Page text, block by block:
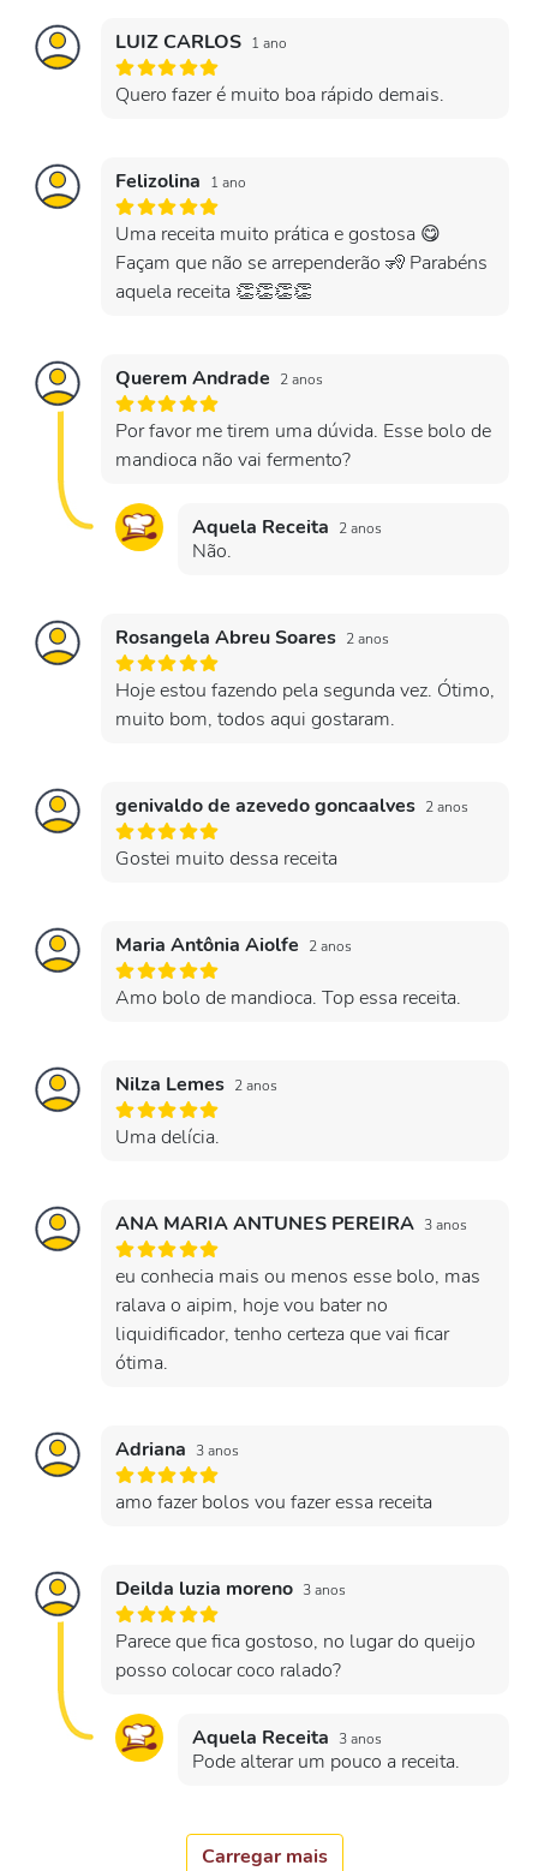
LUIZ CARLOS 1 ano
Quero fazer é muito boa rápido demais.
Felizolina 1 ano
Uma receita muito prática e gostosa 😋
Façam que não se arrependerão 🧏 Parabéns
aquela receita 👏👏👏👏
Querem Andrade 2 anos
Por favor me tirem uma dúvida. Esse bolo de
mandioca não vai fermento?
Aquela Receita 2 anos
Não.
Rosangela Abreu Soares 2 anos
Hoje estou fazendo pela segunda vez. Ótimo,
muito bom, todos aqui gostaram.
genivaldo de azevedo goncaalves 2 anos
Gostei muito dessa receita
Maria Antônia Aiolfe 2 anos
Amo bolo de mandioca. Top essa receita.
Nilza Lemes 2 anos
Uma delícia.
ANA MARIA ANTUNES PEREIRA 3 anos
eu conhecia mais ou menos esse bolo, mas
ralava o aipim, hoje vou bater no
liquidificador, tenho certeza que vai ficar
ótima.
Adriana 3 anos
amo fazer bolos vou fazer essa receita
Deilda luzia moreno 3 anos
Parece que fica gostoso, no lugar do queijo
posso colocar coco ralado?
Aquela Receita 3 anos
Pode alterar um pouco a receita.
Carregar mais